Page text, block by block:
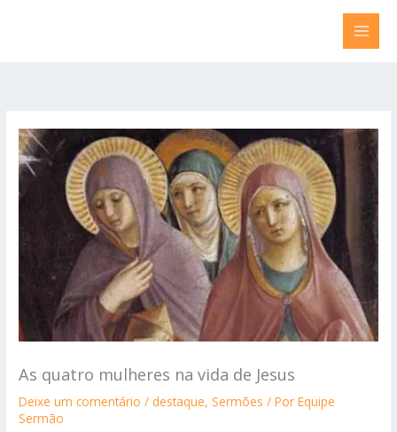
As quatro mulheres na vida de Jesus
Deixe um comentário / destaque,Sermões / PorEquipe
Sermão